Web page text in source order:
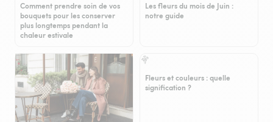
Comment prendre soin de vos
bouquets pour les conserver
plus longtemps pendant la
chaleur estivale
Les fleurs du mois de Juin :
notre guide
Fleurs et couleurs : quelle
signification ?